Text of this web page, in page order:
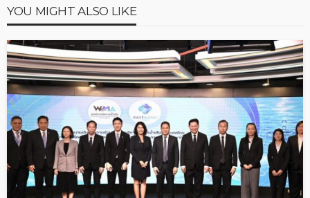
YOU MIGHT ALSO LIKE